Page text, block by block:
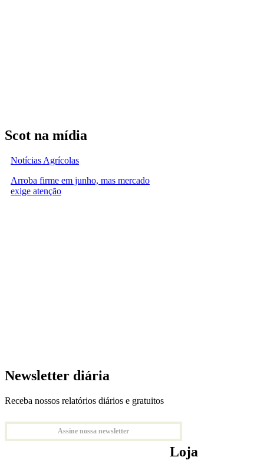
Scot na mídia
Notícias Agrícolas
Arroba firme em junho, mas mercado
exige atenção
Newsletter diária
Receba nossos relatórios diários e gratuitos
Assine nossa newsletter
Loja